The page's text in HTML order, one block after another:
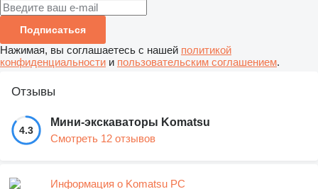
Подписаться
Нажимая, вы соглашаетесь с нашей политикой
конфиденциальности и пользовательским соглашением.
Отзывы
4.3
Мини-экскаваторы Komatsu
Смотреть 12 отзывов
Информация о Komatsu PC